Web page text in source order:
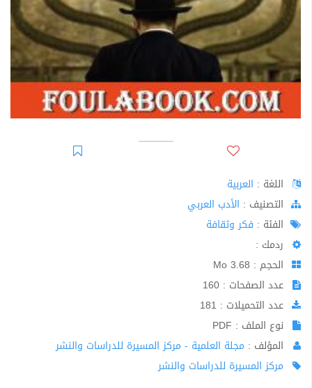
اللغة : العربية
اﻟﺘﺼﻨﻴﻒ : الأدب العربي
الفئة : فكر وثقافة
ردمك :
الحجم : 3.68 Mo
عدد الصفحات : 160
عدد التحميلات : 181
نوع الملف : PDF
المؤلف : مجلة العلمية - مركز المسيرة للدراسات والنشر
مركز المسيرة للدراسات والنشر